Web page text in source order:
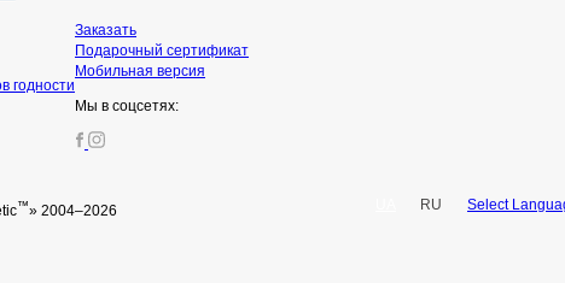
годности
Заказать
Подарочный сертификат
Мобильная версия
Мы в соцсетях:
™» 2004–2026 Select
RU